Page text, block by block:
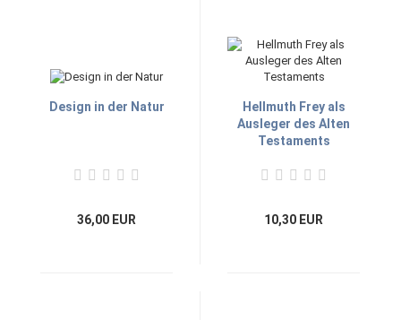
Design in der Natur
36,00 EUR
Hellmuth Frey als
Ausleger des Alten
Testaments
10,30 EUR